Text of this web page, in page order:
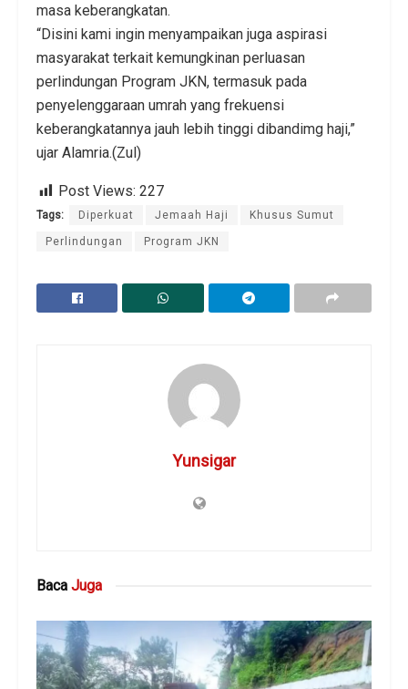
masa keberangkatan.
“Disini kami ingin menyampaikan juga aspirasi
masyarakat terkait kemungkinan perluasan
perlindungan Program JKN, termasuk pada
penyelenggaraan umrah yang frekuensi
keberangkatannya jauh lebih tinggi dibandimg haji,”
ujar Alamria.(Zul)
Post Views: 227
Tags: Diperkuat Jemaah Haji Khusus Sumut
Perlindungan Program JKN
Yunsigar
Baca Juga